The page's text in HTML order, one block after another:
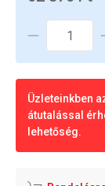
Üzleteinkben
átutalással
lehetőség.